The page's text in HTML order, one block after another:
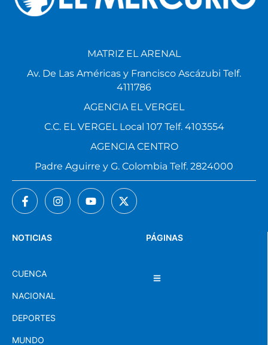
PÁGINAS
NOTICIAS
CUENCA
NACIONAL
DEPORTES
MUNDO
MATRIZ EL ARENAL
Av. De Las Américas y Francisco Ascázubi Telf.
4111786
AGENCIA EL VERGEL
C.C. EL VERGEL Local 107 Telf. 4103554
AGENCIA CENTRO
Padre Aguirre y G. Colombia Telf. 2824000